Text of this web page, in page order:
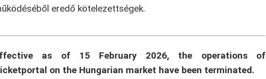
eredő kötelezettségek.
as of 15 February 2026, the operations of
on the Hungarian market have been terminated.